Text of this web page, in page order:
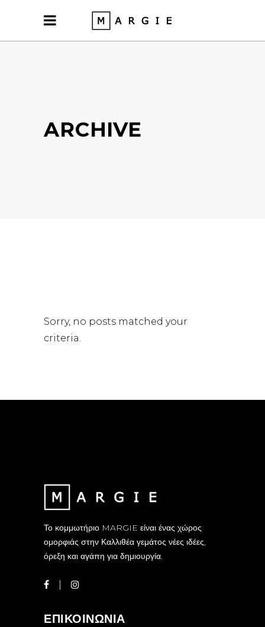
ARCHIVE
Sorry, no posts matched your
criteria.
Το κομμωτήριο MARGIE είναι ένας χώρος
ομορφιάς στην Καλλιθέα γεμάτος νέες ιδέες,
όρεξη και αγάπη για δημιουργία.
ΕΠΙΚΟΙΝΩΝΙΑ